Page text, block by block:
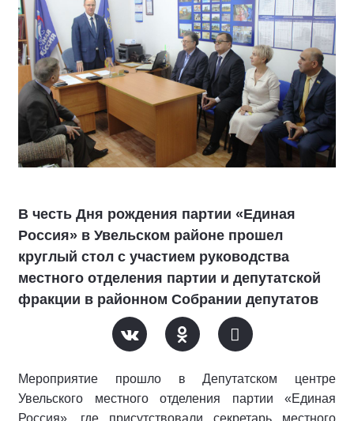
В честь Дня рождения партии «Единая
Россия» в Увельском районе прошел
круглый стол с участием руководства
местного отделения партии и депутатской
фракции в районном Собрании депутатов
Мероприятие прошло в Депутатском центре
Увельского местного отделения партии «Единая
Россия», где присутствовали секретарь местного